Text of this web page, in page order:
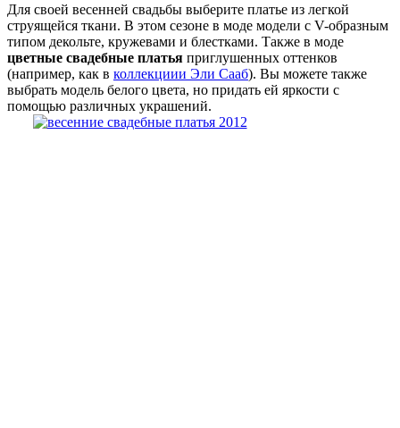
Для своей весенней свадьбы выберите платье из легкой
струящейся ткани. В этом сезоне в моде модели с V-образным
типом декольте, кружевами и блестками. Также в моде
цветные свадебные платья приглушенных оттенков
(например, как в коллекциии Эли Сааб). Вы можете также
выбрать модель белого цвета, но придать ей яркости с
помощью различных украшений.